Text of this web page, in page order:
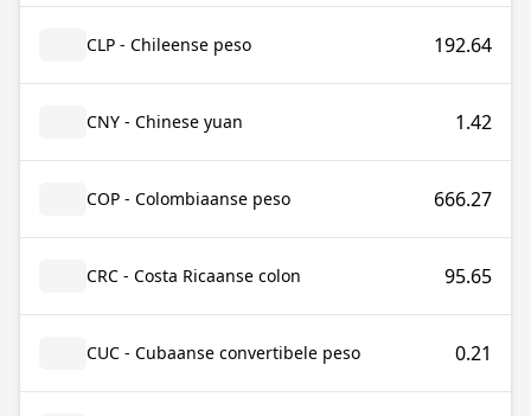
CLP - Chileense peso 192.64
CNY - Chinese yuan 1.42
COP - Colombiaanse peso 666.27
CRC - Costa Ricaanse colon 95.65
CUC - Cubaanse convertibele peso 0.21